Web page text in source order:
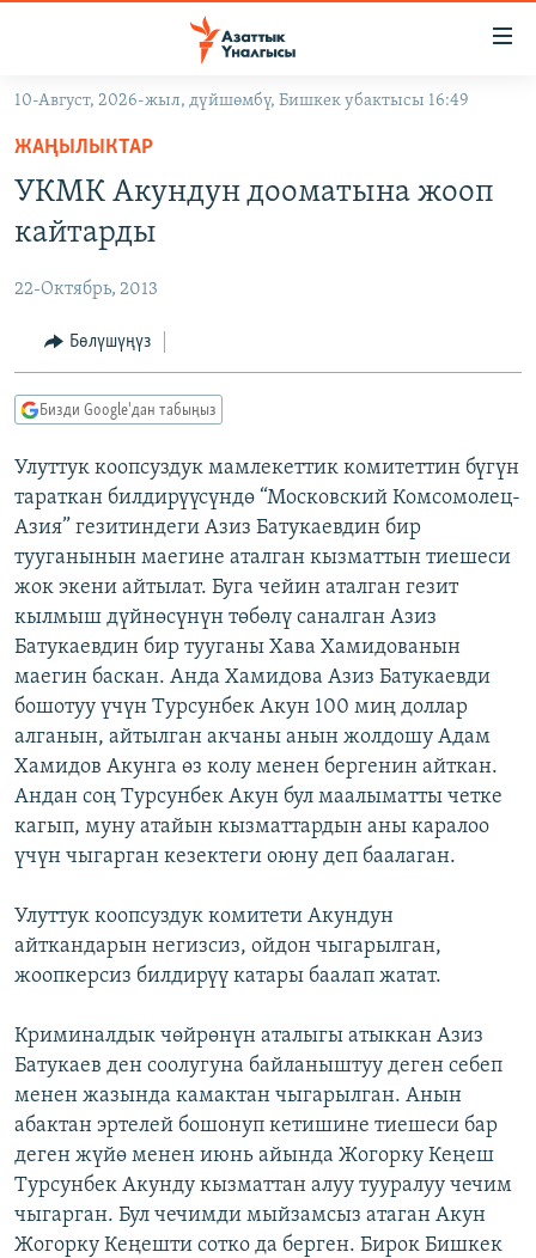
Навигацияга
өтүңүз
Издөөгө
салыңыз
ЭКОНОМИКА
МАДАНИЯТ
БОРБОР АЗИЯ
УКРАИНА
АТАЙЫН ИЛИКТӨӨ
ТВ ПРОГРАММАЛАР
ЭКСПЕРТТЕР ТАЛДАЙТ
БИЗ ЖАНА ДҮЙНӨ
ДАНИСТЕ
ЭЖЕ-СИҢДИЛЕР
ЫҢГАЙСЫЗ СУРООЛОР
ӨЗГӨЧӨ ПИКИР
Русский
ОНЛАЙН ШЕРИНЕ
ЭЕ/АРнун бардык сайттары
10-Август, 2026-жыл, дүйшөмбү, Бишкек убактысы 16:49
ЖАҢЫЛЫКТАР
УКМК Акундун дооматына жооп
кайтарды
22-Октябрь, 2013
Бөлүшүңүз
Бизди Google'дан табыңыз
Улуттук коопсуздук мамлекеттик комитеттин бүгүн
тараткан билдирүүсүндө “Московский Комсомолец-
Азия” гезитиндеги Азиз Батукаевдин бир
тууганынын маегине аталган кызматтын тиешеси
жок экени айтылат. Буга чейин аталган гезит
кылмыш дүйнөсүнүн төбөлү саналган Азиз
Батукаевдин бир тууганы Хава Хамидованын
маегин баскан. Анда Хамидова Азиз Батукаевди
бошотуу үчүн Турсунбек Акун 100 миң доллар
алганын, айтылган акчаны анын жолдошу Адам
Хамидов Акунга өз колу менен бергенин айткан.
Андан соң Турсунбек Акун бул маалыматты четке
кагып, муну атайын кызматтардын аны каралоо
үчүн чыгарган кезектеги оюну деп баалаган.
Улуттук коопсуздук комитети Акундун
айткандарын негизсиз, ойдон чыгарылган,
жоопкерсиз билдирүү катары баалап жатат.
Криминалдык чөйрөнүн аталыгы атыккан Азиз
Батукаев ден соолугуна байланыштуу деген себеп
менен жазында камактан чыгарылган. Анын
абактан эртелей бошонуп кетишине тиешеси бар
деген жүйө менен июнь айында Жогорку Кеңеш
Турсунбек Акунду кызматтан алуу тууралуу чечим
чыгарган. Бул чечимди мыйзамсыз атаган Акун
Жогорку Кеңешти сотко да берген. Бирок Бишкек